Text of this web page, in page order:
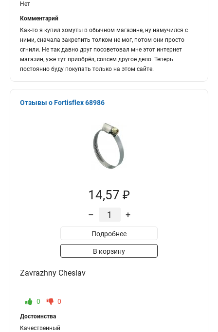
Нет
Комментарий
Как-то я купил хомуты в обычном магазине, ну намучился с
ними, сначала закрепить толком не мог, потом они просто
сгнили. Не так давно друг посоветовал мне этот интернет
магазин, уже тут приобрёл, совсем другое дело. Теперь
постоянно буду покупать только на этом сайте.
Отзывы о Fortisflex 68986
14,57 ₽
– +
Подробнее
В корзину
Zavrazhny Cheslav
0 0
Достоинства
Качественный